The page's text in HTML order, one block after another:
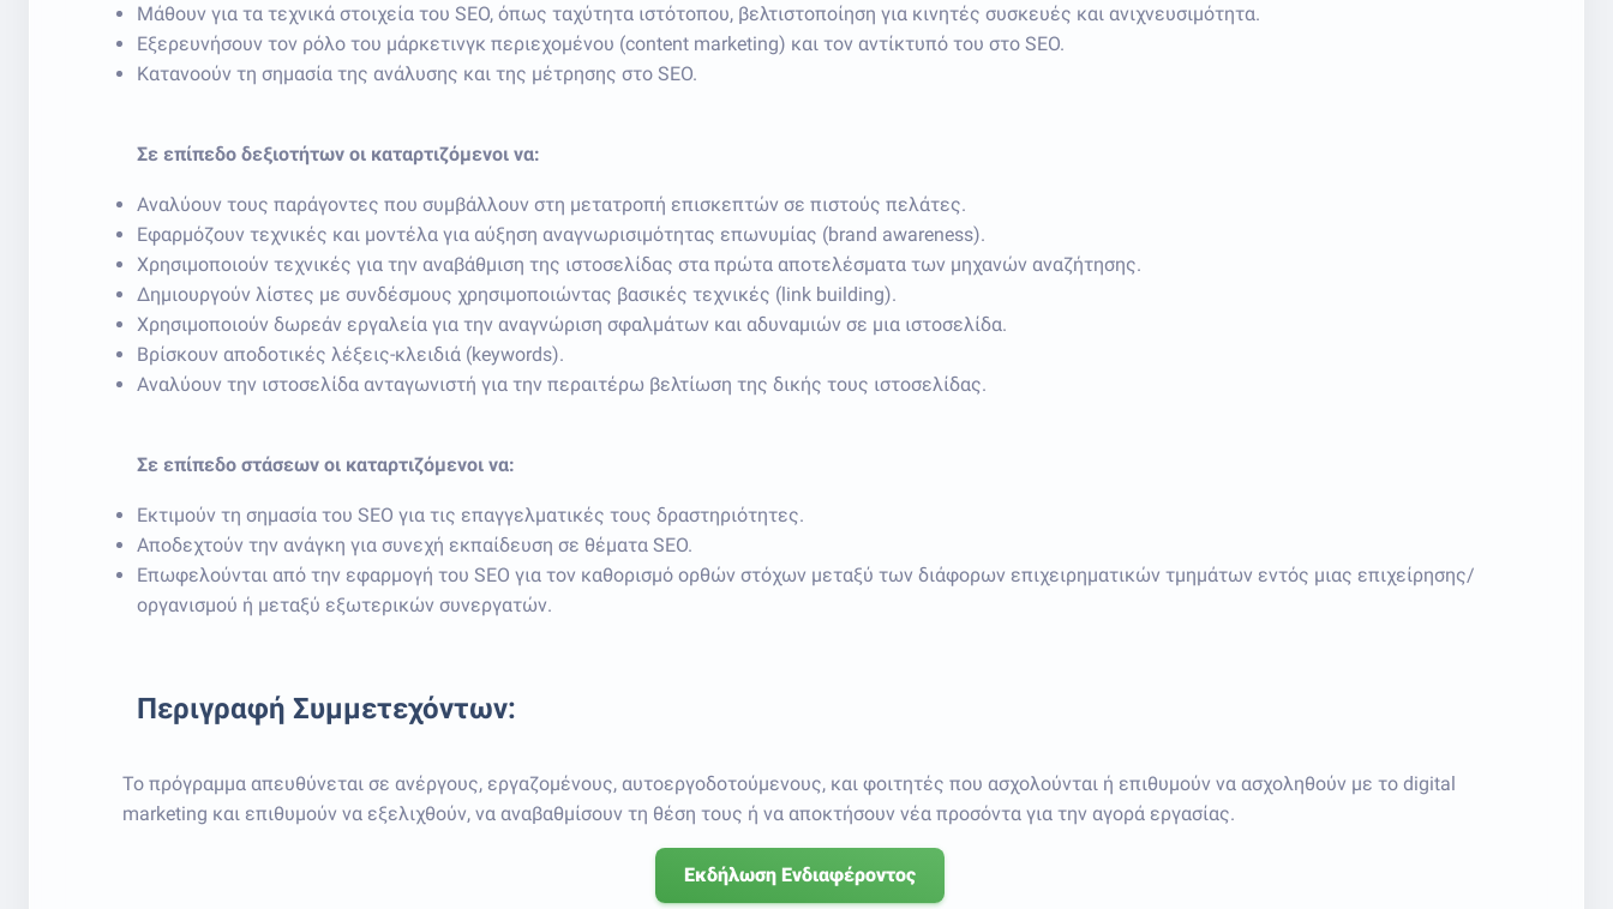
Μάθουν για τα τεχνικά στοιχεία του SEO, όπως ταχύτητα ιστότοπου, βελτιστοποίηση για κινητές συσκευές και ανιχνευσιμότητα.
Εξερευνήσουν τον ρόλο του μάρκετινγκ περιεχομένου (content marketing) και τον αντίκτυπό του στο SEO.
Κατανοούν τη σημασία της ανάλυσης και της μέτρησης στο SEO.
Σε επίπεδο δεξιοτήτων οι καταρτιζόμενοι να:
Αναλύουν τους παράγοντες που συμβάλλουν στη μετατροπή επισκεπτών σε πιστούς πελάτες.
Εφαρμόζουν τεχνικές και μοντέλα για αύξηση αναγνωρισιμότητας επωνυμίας (brand awareness).
Χρησιμοποιούν τεχνικές για την αναβάθμιση της ιστοσελίδας στα πρώτα αποτελέσματα των μηχανών αναζήτησης.
Δημιουργούν λίστες με συνδέσμους χρησιμοποιώντας βασικές τεχνικές (link building).
Χρησιμοποιούν δωρεάν εργαλεία για την αναγνώριση σφαλμάτων και αδυναμιών σε μια ιστοσελίδα.
Βρίσκουν αποδοτικές λέξεις-κλειδιά (keywords).
Αναλύουν την ιστοσελίδα ανταγωνιστή για την περαιτέρω βελτίωση της δικής τους ιστοσελίδας.
Σε επίπεδο στάσεων οι καταρτιζόμενοι να:
Εκτιμούν τη σημασία του SEO για τις επαγγελματικές τους δραστηριότητες.
Αποδεχτούν την ανάγκη για συνεχή εκπαίδευση σε θέματα SEO.
Επωφελούνται από την εφαρμογή του SEO για τον καθορισμό ορθών στόχων μεταξύ των διάφορων επιχειρηματικών τμημάτων εντός μιας επιχείρησης/
οργανισμού ή μεταξύ εξωτερικών συνεργατών.
Περιγραφή Συμμετεχόντων:
Το πρόγραμμα απευθύνεται σε ανέργους, εργαζομένους, αυτοεργοδοτούμενους, και φοιτητές που ασχολούνται ή επιθυμούν να ασχοληθούν με το digital
marketing και επιθυμούν να εξελιχθούν, να αναβαθμίσουν τη θέση τους ή να αποκτήσουν νέα προσόντα για την αγορά εργασίας.
Εκδήλωση Ενδιαφέροντος